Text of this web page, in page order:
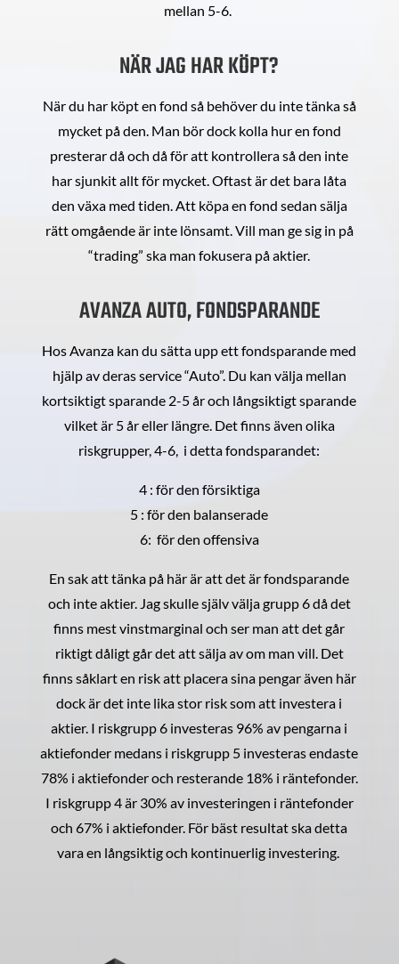
mellan 5-6.
NÄR JAG HAR KÖPT?
När du har köpt en fond så behöver du inte tänka så
mycket på den. Man bör dock kolla hur en fond
presterar då och då för att kontrollera så den inte
har sjunkit allt för mycket. Oftast är det bara låta
den växa med tiden. Att köpa en fond sedan sälja
rätt omgående är inte lönsamt. Vill man ge sig in på
“trading” ska man fokusera på aktier.
AVANZA AUTO, FONDSPARANDE
Hos Avanza kan du sätta upp ett fondsparande med
hjälp av deras service “Auto”. Du kan välja mellan
kortsiktigt sparande 2-5 år och långsiktigt sparande
vilket är 5 år eller längre. Det finns även olika
riskgrupper, 4-6, i detta fondsparandet:
4 : för den försiktiga
5 : för den balanserade
6: för den offensiva
En sak att tänka på här är att det är fondsparande
och inte aktier. Jag skulle själv välja grupp 6 då det
finns mest vinstmarginal och ser man att det går
riktigt dåligt går det att sälja av om man vill. Det
finns såklart en risk att placera sina pengar även här
dock är det inte lika stor risk som att investera i
aktier. I riskgrupp 6 investeras 96% av pengarna i
aktiefonder medans i riskgrupp 5 investeras endaste
78% i aktiefonder och resterande 18% i räntefonder.
I riskgrupp 4 är 30% av investeringen i räntefonder
och 67% i aktiefonder. För bäst resultat ska detta
vara en långsiktig och kontinuerlig investering.